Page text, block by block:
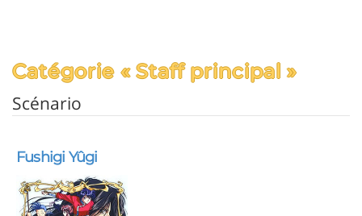
Catégorie « Staff principal »
Scénario
Fushigi Yûgi